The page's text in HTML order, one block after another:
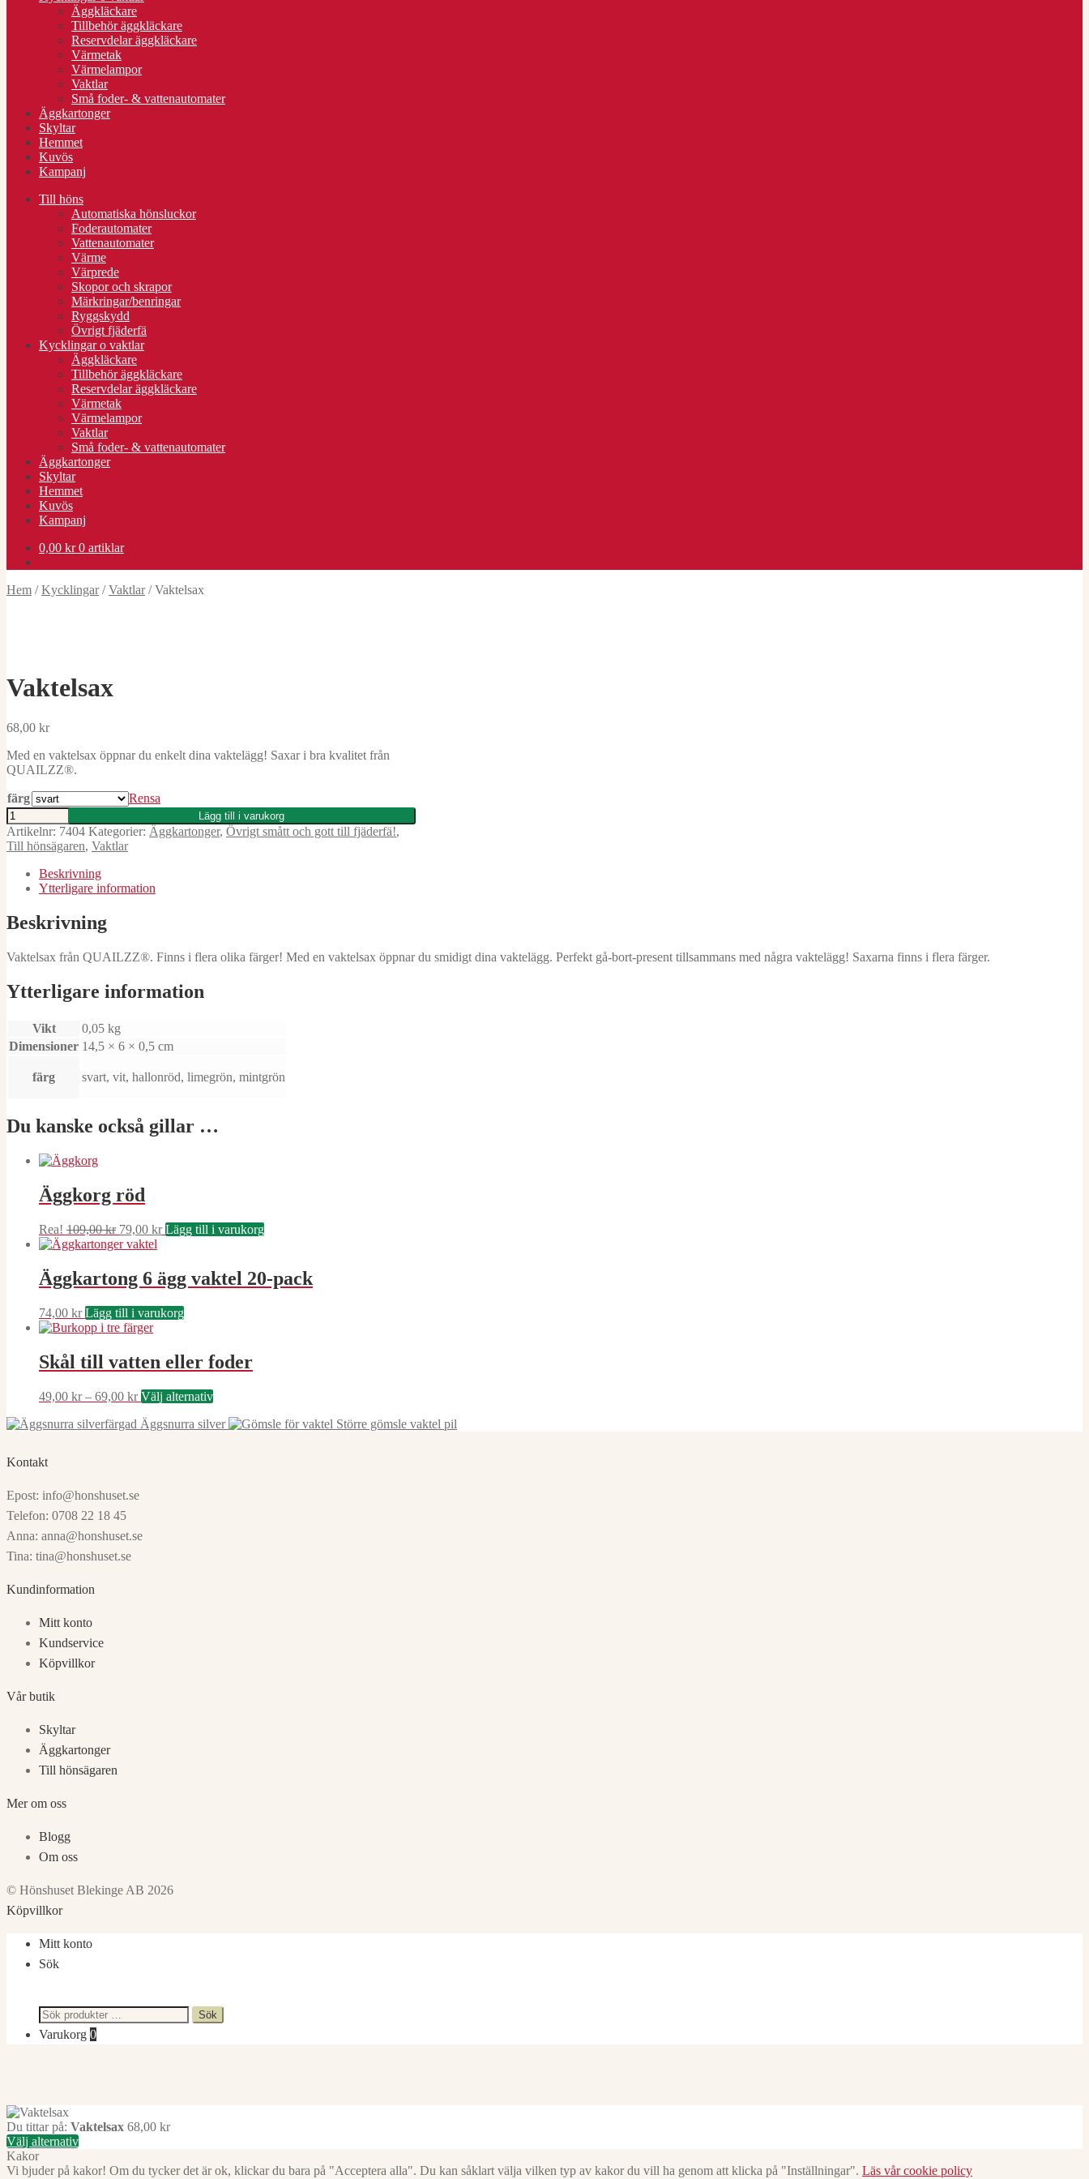
Äggkläckare
Tillbehör äggkläckare
Reservdelar äggkläckare
Värmetak
Värmelampor
Vaktlar
Små foder- & vattenautomater
Äggkartonger
Skyltar
Hemmet
Kuvös
Kampanj
Till höns
Automatiska hönsluckor
Foderautomater
Vattenautomater
Värme
Värprede
Skopor och skrapor
Märkringar/benringar
Ryggskydd
Övrigt fjäderfä
Kycklingar o vaktlar
Äggkläckare
Tillbehör äggkläckare
Reservdelar äggkläckare
Värmetak
Värmelampor
Vaktlar
Små foder- & vattenautomater
Äggkartonger
Skyltar
Hemmet
Kuvös
Kampanj
0,00 kr 0 artiklar
Hem /Kycklingar/Vaktlar/Vaktelsax
Vaktelsax
68,00 kr
Med en vaktelsax öppnar du enkelt dina vaktelägg! Saxar i bra kvalitet från
QUAILZZ®.
färg
Rensa
Vaktelsax
mängd
Lägg till i varukorg
Artikelnr: 7404 Kategorier: Äggkartonger, Övrigt smått och gott till fjäderfä!,
Till hönsägaren, Vaktlar
Beskrivning
Ytterligare information
Beskrivning
Vaktelsax från QUAILZZ®. Finns i flera olika färger! Med en vaktelsax öppnar du smidigt dina vaktelägg. Perfekt gå-bort-present tillsammans med några vaktelägg! Saxarna finns i flera färger.
Ytterligare information
Vikt
0,05 kg
Dimensioner 14,5 × 6 × 0,5 cm
färg svart, vit, hallonröd, limegrön, mintgrön
Du kanske också gillar …
Äggkorg röd
Rea! 109,00kr Det
ursprungliga
var:
109,00 kr.
79,00 krDet
är:
79,00 kr.
Lägg till i varukorg
Äggkartong 6 ägg vaktel 20-pack
74,00 kr Lägg till i varukorg
Skål till vatten eller foder
49,00 kr – 69,00 krPrisintervall:
till
Välj alternativDen
produkten
Äggsnurra silver Större gömsle vaktel pil
Kontakt
Epost: info@honshuset.se
Telefon: 0708 22 18 45
Anna: anna@honshuset.se
Tina: tina@honshuset.se
Kundinformation
Mitt konto
Kundservice
Köpvillkor
Vår butik
Skyltar
Äggkartonger
Till hönsägaren
Mer om oss
Blogg
Om oss
© Hönshuset Blekinge AB 2026
Köpvillkor
Mitt konto
Sök
Sök
efter:
Sök
Varukorg 0
Du tittar på: Vaktelsax 68,00 kr
Välj alternativ
Kakor
Vi bjuder på kakor! Om du tycker det är ok, klickar du bara på "Acceptera alla". Du kan såklart välja vilken typ av kakor du vill ha genom att klicka på "Inställningar". Läs vår cookie policy